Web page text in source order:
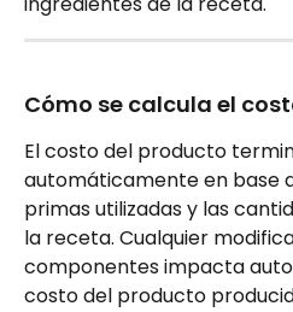
Cómo se calcula el
El costo del producto
automáticamente en base
primas utilizadas y las
la receta. Cualquier
componentes impacta
costo del producto